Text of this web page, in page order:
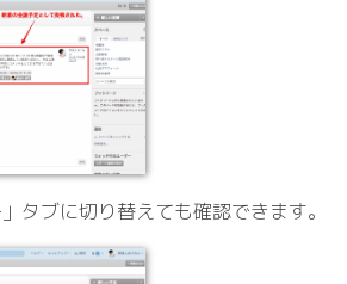
タブに切り替えても確認できます。